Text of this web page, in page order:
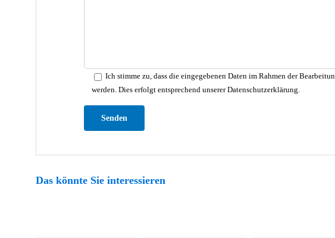
Ich stimme zu, dass die eingegebenen Daten im Rahmen der
werden. Dies erfolgt entsprechend unserer Datenschutzerklärung.
Das könnte Sie interessieren